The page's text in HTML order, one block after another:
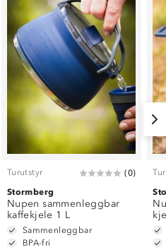
Turutstyr (0)
Stormberg
Nupen sammenleggbar
kaffekjele 1 L
Sammenleggbar
BPA-fri